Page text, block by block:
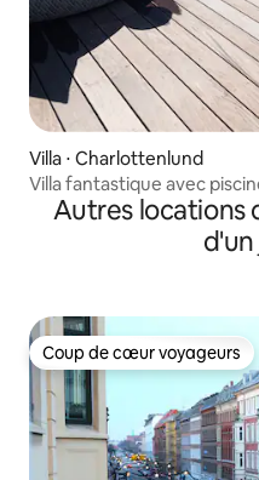
Villa ⋅ Charlottenlund
Villa fantastique avec
Autres locations
Coup de cœur voyageurs
Coup de cœur voyageurs